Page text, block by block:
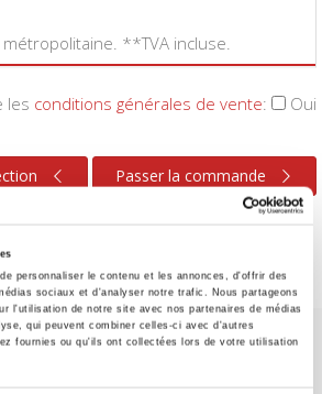
personnaliser le contenu et les annonces, d'offrir des
sociaux et d'analyser notre trafic. Nous partageons
l'utilisation de notre site avec nos partenaires de médias
qui peuvent combiner celles-ci avec d'autres
fournies ou qu'ils ont collectées lors de votre utilisation
**TVA incluse.
les conditions générales de vente: Oui
Passer la commande